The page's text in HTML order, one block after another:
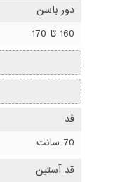
دور باسن
160 تا 170
قد
70 سانت
قد آستین